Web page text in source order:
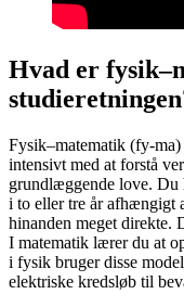
Hvad er
Fysik–matematik (fy-
intensivt med at forstå
grundlæggende love. Du
i to eller tre år afhængigt
hinanden meget direkte.
I matematik lærer du at
i fysik bruger disse
elektriske kredsløb til